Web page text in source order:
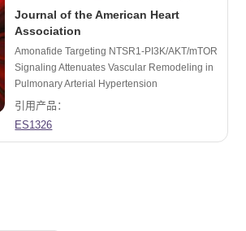
Journal of the American Heart
Association
Amonafide Targeting NTSR1‐PI3K/AKT/mTOR
Signaling Attenuates Vascular Remodeling in
Pulmonary Arterial Hypertension
引用产品：
ES1326